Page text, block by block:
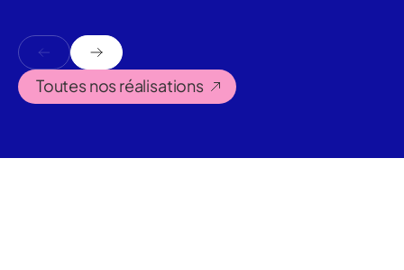
Toutes nos réalisations